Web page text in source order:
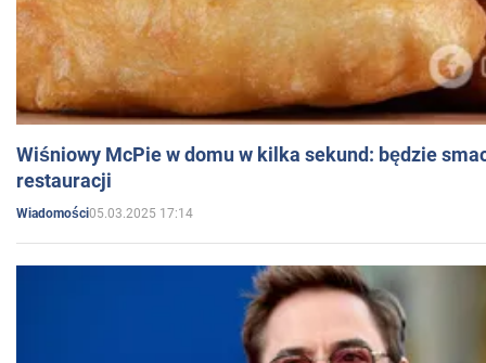
Wiśniowy McPie w domu w kilka sekund: będzie
restauracji
Wiadomości05.03.2025 17:14